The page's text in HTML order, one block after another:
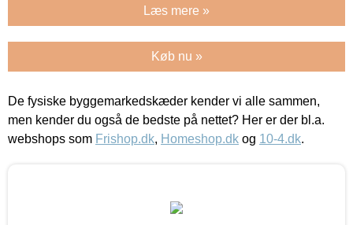
Læs mere »
Køb nu »
De fysiske byggemarkedskæder kender vi alle sammen,
men kender du også de bedste på nettet? Her er der bl.a.
webshops som Frishop.dk, Homeshop.dk og 10-4.dk.